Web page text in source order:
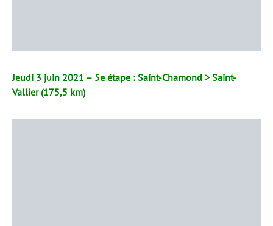
Jeudi 3 juin 2021 – 5e étape : Saint-Chamond > Saint-
Vallier (175,5 km)